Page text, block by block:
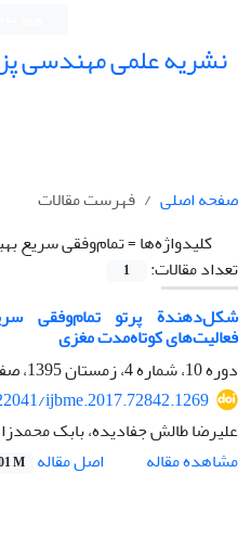
نشریه علمی مهندسی
صفحه اصلی
فهرست مقالات
کلیدواژه‌ها =تمام‌وفقی سریع
تعداد مقالات:
1
شکل‌دهندة پرتو تمام‌وفقی
فعالیت‌های کوتاه‌مدت مغزی
دوره 10، شماره 4، زمستان 1395، صفحه
ijbme.2017.72842.1269
علیرضا طالش جفادیده، بابک
مشاهده مقاله
اصل مقاله M